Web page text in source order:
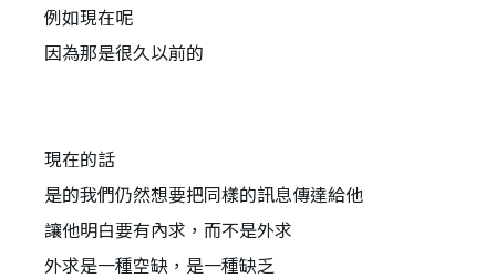
例如現在呢
因為那是很久以前的
現在的話
是的我們仍然想要把同樣的訊息傳達給他
讓他明白要有內求，而不是外求
外求是一種空缺，是一種缺乏